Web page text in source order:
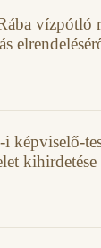
vízpótló
képviselő-
kihirdetése